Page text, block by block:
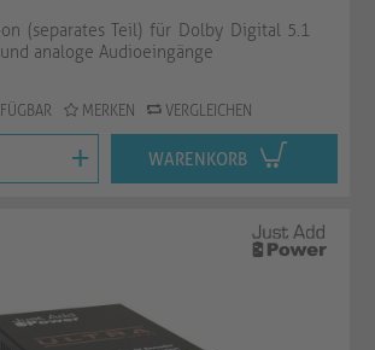
on (separates Teil) für Dolby Digital 5.1
analoge Audioeingänge
MERKEN VERGLEICHEN
+ WARENKORB